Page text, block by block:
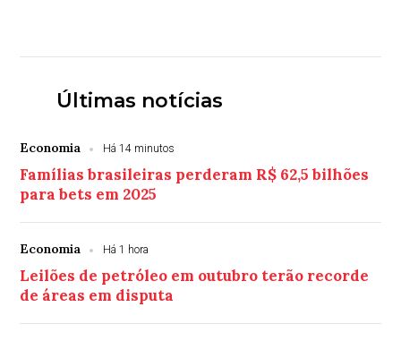
Últimas notícias
Economia Há 14 minutos
Famílias brasileiras perderam R$ 62,5 bilhões
para bets em 2025
Economia Há 1 hora
Leilões de petróleo em outubro terão recorde
de áreas em disputa